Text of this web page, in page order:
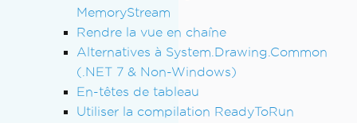
MemoryStream
Rendre la vue en chaîne
Alternatives à System.Drawing.Common
(.NET 7 & Non-Windows)
En-têtes de tableau
Utiliser la compilation ReadyToRun
renderer.RenderingOptions
System. Text .Encoding.UTF8;
pdf = renderer RenderHtmlAsPdf
l_with_utf_8